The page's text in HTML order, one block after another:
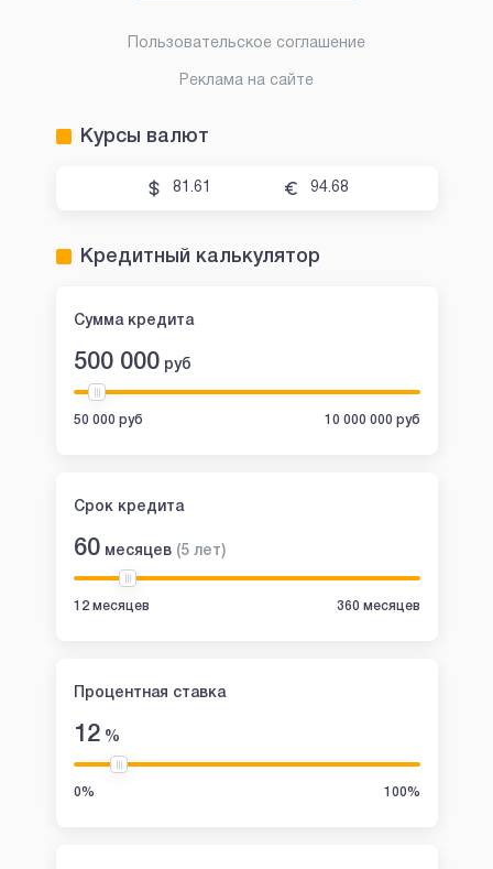
Пользовательское соглашение
Реклама на сайте
Курсы валют
81.61 94.68
Кредитный калькулятор
Сумма кредита
500 000 руб
50 000 руб 10 000 000 руб
Срок кредита
60 месяцев (5 лет)
12 месяцев 360 месяцев
Процентная ставка
12%
0% 100%